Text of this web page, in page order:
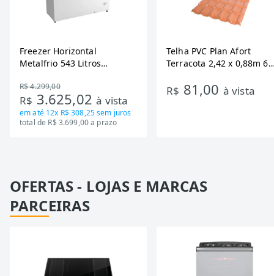
Freezer Horizontal
Metalfrio 543 Litros
Tecnologia Inverter, Branco,
Bivolt
R$ 4.299,00
R$ 3.625,02à vista
em até 12x R$ 308,25sem juros
total de R$ 3.699,00 a prazo
Telha PVC Plan Afort
Terracota 2,42 x 0,88m 6
R$ 81,00 à vista
OFERTAS - LOJAS E MARCAS
PARCEIRAS